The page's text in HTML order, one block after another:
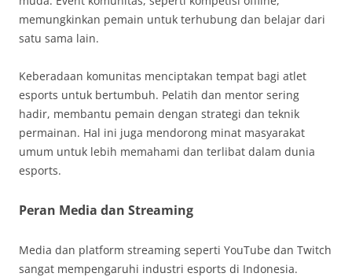
memungkinkan pemain untuk terhubung dan belajar dari
satu sama lain.
Keberadaan komunitas menciptakan tempat bagi atlet
esports untuk bertumbuh. Pelatih dan mentor sering
hadir, membantu pemain dengan strategi dan teknik
permainan. Hal ini juga mendorong minat masyarakat
umum untuk lebih memahami dan terlibat dalam dunia
esports.
Peran Media dan Streaming
Media dan platform streaming seperti YouTube dan Twitch
sangat mempengaruhi industri esports di Indonesia.